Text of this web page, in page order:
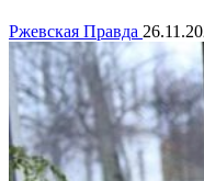
Ржевская Правда